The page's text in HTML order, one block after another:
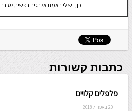
וכן, יש לי באמת אלרגיה נפשית לטונה.
כתבות קשורות
פלפלים קלויים
20 באפריל 2018